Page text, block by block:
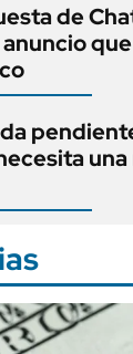
de
una